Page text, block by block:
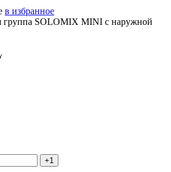
в избранное
группа SOLOMIX MINI с наружной
+1